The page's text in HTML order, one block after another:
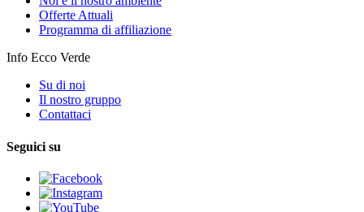
Offerte Attuali
Programma di affiliazione
Info Ecco Verde
Su di noi
Il nostro gruppo
Contattaci
Seguici su